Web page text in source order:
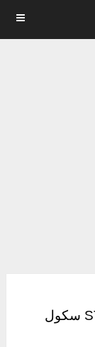
MENU
تقديم مدارس ستيم للمتفوقين STEM سكول